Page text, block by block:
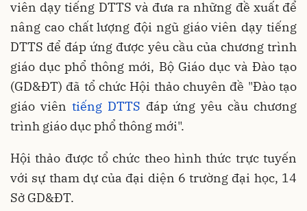
viên dạy tiếng DTTS và đưa ra những đề xuất để
nâng cao chất lượng đội ngũ giáo viên dạy tiếng
DTTS để đáp ứng được yêu cầu của chương trình
giáo dục phổ thông mới, Bộ Giáo dục và Đào tạo
(GD&ĐT) đã tổ chức Hội thảo chuyên đề "Đào tạo
giáo viên tiếng DTTS đáp ứng yêu cầu chương
trình giáo dục phổ thông mới".
Hội thảo được tổ chức theo hình thức trực tuyến
với sự tham dự của đại diện 6 trường đại học, 14
Sở GD&ĐT.